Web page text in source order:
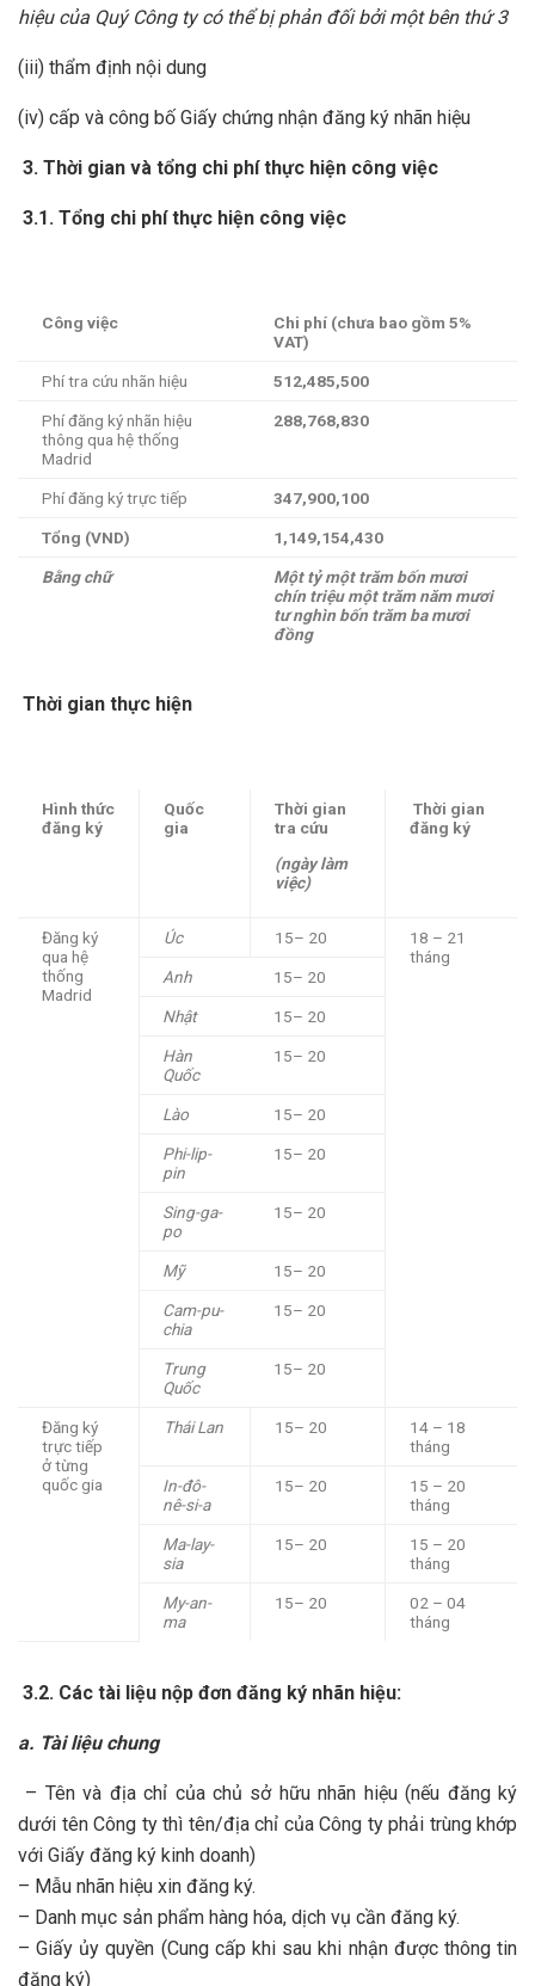
hiệu của Quý Công ty có thể bị phản đối bởi một bên thứ 3
(iii) thẩm định nội dung
(iv) cấp và công bố Giấy chứng nhận đăng ký nhãn hiệu
3. Thời gian và tổng chi phí thực hiện công việc
3.1. Tổng chi phí thực hiện công việc
Công việc
Chi phí (chưa bao gồm 5%
VAT)
Phí tra cứu nhãn hiệu 512,485,500
Phí đăng ký nhãn hiệu
thông qua hệ thống
Madrid
288,768,830
Phí đăng ký trực tiếp 347,900,100
Tổng (VND) 1,149,154,430
Bằng chữ
Một tỷ một trăm bốn mươi
chín triệu một trăm năm mươi
tư nghìn bốn trăm ba mươi
đồng
Thời gian thực hiện
Hình thức
đăng ký
Quốc
gia
Thời gian
tra cứu
(ngày làm
việc)
Thời gian
đăng ký
Đăng ký
qua hệ
thống
Madrid
Úc 15– 20
18 – 21
tháng
Anh
15– 20
Nhật 15– 20
Hàn
Quốc
15– 20
Lào 15– 20
Phi-lip-
pin
15– 20
Sing-ga-
po
15– 20
Mỹ 15– 20
Cam-pu-
chia
15– 20
Trung
Quốc
15– 20
Đăng ký
trực tiếp
ở từng
quốc gia
Thái Lan 15– 20
14 – 18
tháng
In-đô-
nê-si-a
15– 20
15 – 20
tháng
Ma-lay-
sia
15– 20
15 – 20
tháng
My-an-
ma
15– 20
02 – 04
tháng
3.2. Các tài liệu nộp đơn đăng ký nhãn hiệu:
a. Tài liệu chung
– Tên và địa chỉ của chủ sở hữu nhãn hiệu (nếu đăng ký
dưới tên Công ty thì tên/địa chỉ của Công ty phải trùng khớp
với Giấy đăng ký kinh doanh)
– Mẫu nhãn hiệu xin đăng ký.
– Danh mục sản phẩm hàng hóa, dịch vụ cần đăng ký.
– Giấy ủy quyền (Cung cấp khi sau khi nhận được thông tin
đăng ký)